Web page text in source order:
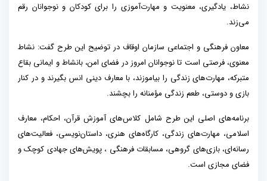
نشاط، یادگیری، معنویت و مهارت‌آموزی را برای کودکان و نوجوانان رقم
می‌زند.
معاون فرهنگی و اجتماعی سازمان اوقاف در توضیح این طرح گفت: نشاط
معنوی، فرصتی است تا نوجوانان امروز در فضای امن، بانشاط و ایمانی بقاع
متبرکه، مهارت‌های زندگی را بیاموزند، با معارف دینی انس بگیرند و در کنار
بازی و دوستی، طعم زندگی مؤمنانه را بچشند.
برنامه‌های اصلی این طرح شامل کلاس‌های آموزش قرآن، احکام، معارف
اسلامی، مهارت‌های زندگی، کارگاه‌های هنری، داستان‌نویسی، فعالیت‌های
رسانه‌ای، بازی‌های گروهی، مسابقات فرهنگی ، پویش‌های جهادی کوچک و
فضای مجازی است.